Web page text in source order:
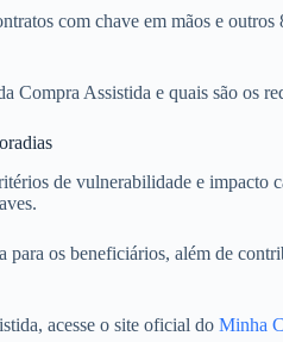
com chave em mãos e
Compra Assistida e quais são os
de vulnerabilidade e
para os beneficiários, além de
acesse o site oficial do Minha